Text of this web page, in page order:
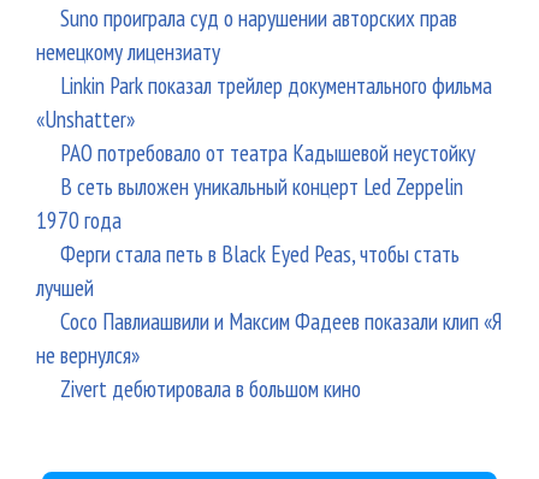
Suno проиграла суд о нарушении авторских прав
немецкому лицензиату
Linkin Park показал трейлер документального фильма
«Unshatter»
РАО потребовало от театра Кадышевой неустойку
В сеть выложен уникальный концерт Led Zeppelin
1970 года
Ферги стала петь в Black Eyed Peas, чтобы стать
лучшей
Сосо Павлиашвили и Максим Фадеев показали клип «Я
не вернулся»
Zivert дебютировала в большом кино